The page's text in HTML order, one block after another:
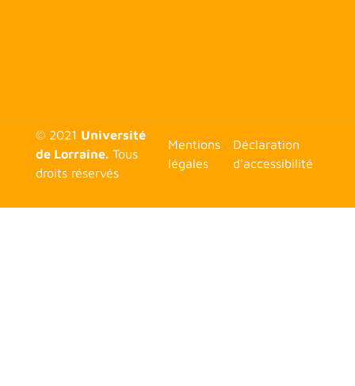
© 2021 Université
de Lorraine.Tous
droits réservés
<none>
Mentions
légales
Déclaration
d'accessibilité